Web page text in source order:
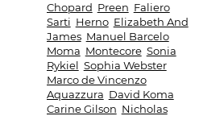
Chopard Preen Faliero
Sarti Herno Elizabeth And
James Manuel Barcelo
Moma Montecore Sonia
Rykiel Sophia Webster
Marco de Vincenzo
Aquazzura David Koma
Carine Gilson Nicholas